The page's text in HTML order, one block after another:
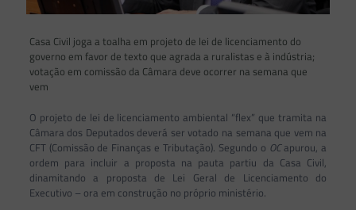
Casa Civil joga a toalha em projeto de lei de licenciamento do
governo em favor de texto que agrada a ruralistas e à indústria;
votação em comissão da Câmara deve ocorrer na semana que
vem
O projeto de lei de licenciamento ambiental “flex” que tramita na
Câmara dos Deputados deverá ser votado na semana que vem na
CFT (Comissão de Finanças e Tributação). Segundo o OCapurou, a
ordem para incluir a proposta na pauta partiu da Casa Civil,
dinamitando a proposta de Lei Geral de Licenciamento do
Executivo – ora em construção no próprio ministério.